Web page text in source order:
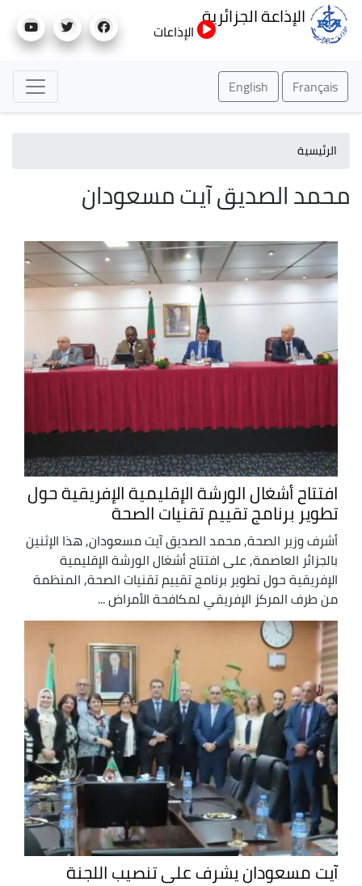
إلى
الإذاعة الجزائرية
الإذاعات
Français
English
الرئيسية
محمد الصديق آيت مسعودان
افتتاح أشغال الورشة الإقليمية الإفريقية حول
تطوير برنامج تقييم تقنيات الصحة
أشرف وزير الصحة, محمد الصديق آيت مسعودان, هذا الإثنين
بالجزائر العاصمة, على افتتاح أشغال الورشة الإقليمية
الإفريقية حول تطوير برنامج تقييم تقنيات الصحة, المنظمة
من طرف المركز الإفريقي لمكافحة الأمراض ...
آيت مسعودان يشرف على تنصيب اللجنة